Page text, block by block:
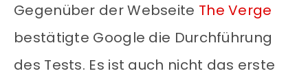
Gegenüber der Webseite The Verge
bestätigte Google die Durchführung
des Tests. Es ist auch nicht das erste